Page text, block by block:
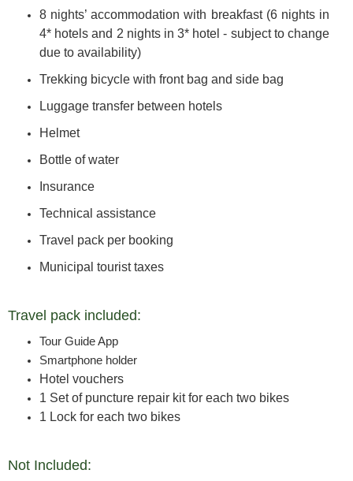
8 nights’ accommodation with breakfast (6 nights in
4* hotels and 2 nights in 3* hotel - subject to change
due to availability)
Trekking bicycle with front bag and side bag
Luggage transfer between hotels
Helmet
Bottle of water
Insurance
Technical assistance
Travel pack per booking
Municipal tourist taxes
Travel pack included:
Tour Guide App
Smartphone holder
Hotel vouchers
1 Set of puncture repair kit for each two bikes
1 Lock for each two bikes
Not Included: